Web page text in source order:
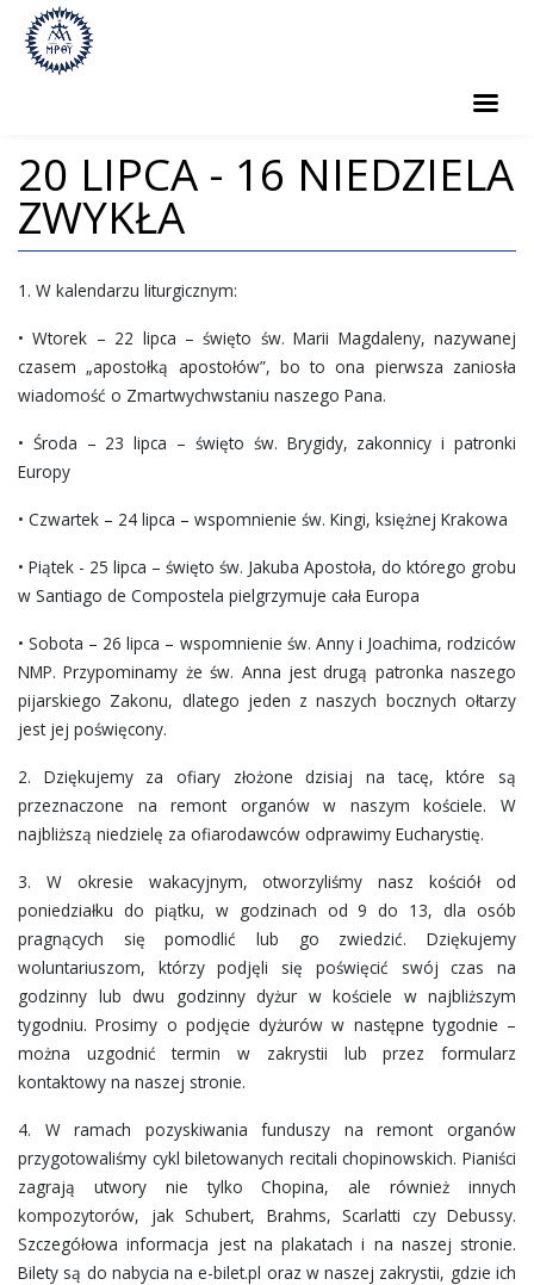
KRYPTA
KLASZTOR
DUSZPASTERSTWO
WYDARZENIA KULTURALNE
BURSA
RATUJEMY ORGANY!
20 LIPCA - 16 NIEDZIELA
ZWYKŁA
1. W kalendarzu liturgicznym:
• Wtorek – 22 lipca – święto św. Marii Magdaleny, nazywanej
czasem „apostołką apostołów”, bo to ona pierwsza zaniosła
wiadomość o Zmartwychwstaniu naszego Pana.
• Środa – 23 lipca – święto św. Brygidy, zakonnicy i patronki
Europy
• Czwartek – 24 lipca – wspomnienie św. Kingi, księżnej Krakowa
• Piątek - 25 lipca – święto św. Jakuba Apostoła, do którego grobu
w Santiago de Compostela pielgrzymuje cała Europa
• Sobota – 26 lipca – wspomnienie św. Anny i Joachima, rodziców
NMP. Przypominamy że św. Anna jest drugą patronka naszego
pijarskiego Zakonu, dlatego jeden z naszych bocznych ołtarzy
jest jej poświęcony.
2. Dziękujemy za ofiary złożone dzisiaj na tacę, które są
przeznaczone na remont organów w naszym kościele. W
najbliższą niedzielę za ofiarodawców odprawimy Eucharystię.
3. W okresie wakacyjnym, otworzyliśmy nasz kościół od
poniedziałku do piątku, w godzinach od 9 do 13, dla osób
pragnących się pomodlić lub go zwiedzić. Dziękujemy
woluntariuszom, którzy podjęli się poświęcić swój czas na
godzinny lub dwu godzinny dyżur w kościele w najbliższym
tygodniu. Prosimy o podjęcie dyżurów w następne tygodnie –
można uzgodnić termin w zakrystii lub przez formularz
kontaktowy na naszej stronie.
4. W ramach pozyskiwania funduszy na remont organów
przygotowaliśmy cykl biletowanych recitali chopinowskich. Pianiści
zagrają utwory nie tylko Chopina, ale również innych
kompozytorów, jak Schubert, Brahms, Scarlatti czy Debussy.
Szczegółowa informacja jest na plakatach i na naszej stronie.
Bilety są do nabycia na e-bilet.pl oraz w naszej zakrystii, gdzie ich